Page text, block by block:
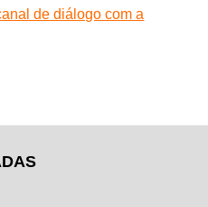
de diálogo com a